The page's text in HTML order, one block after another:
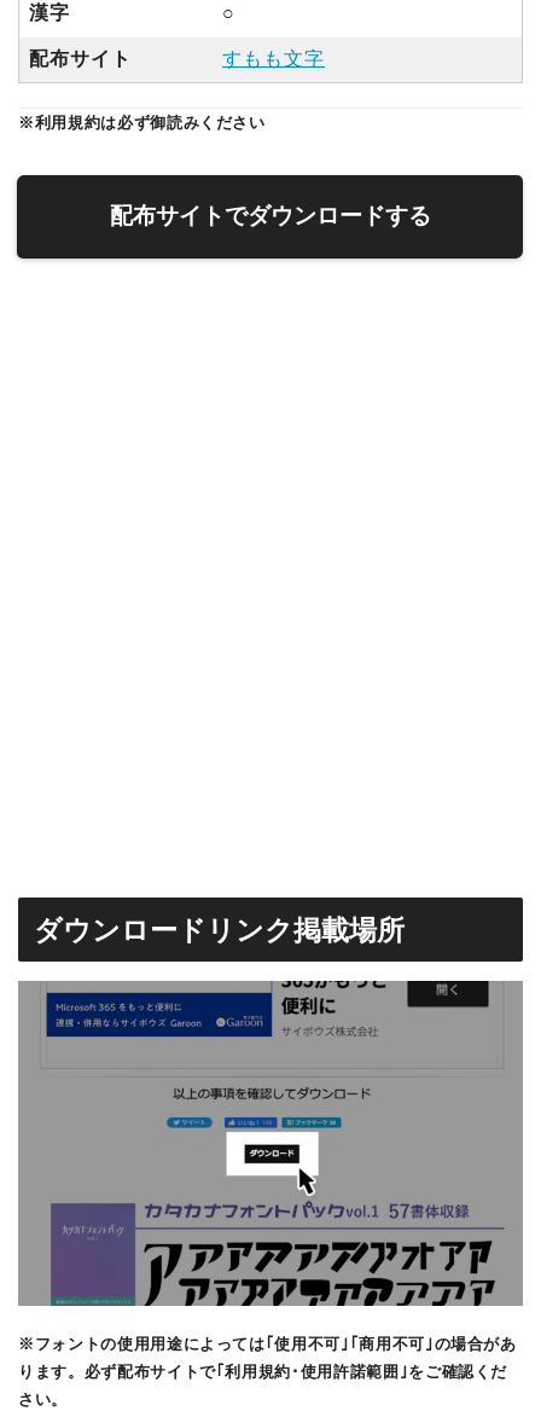
漢字 ○
配布サイト すもも文字
※利用規約は必ず御読みください
配布サイトでダウンロードする
ダウンロードリンク掲載場所
※フォントの使用用途によっては｢使用不可｣｢商用不可｣の場合があ
ります。必ず配布サイトで｢利用規約･使用許諾範囲｣をご確認くだ
さい。